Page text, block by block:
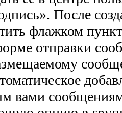
После
флажком
отправки
вами